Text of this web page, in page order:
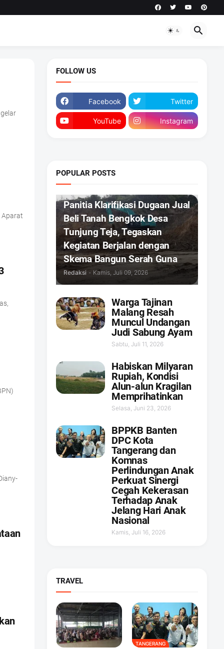
Aparat
FOLLOW US
Facebook Twitter
YouTube Instagram
POPULAR POSTS
Panitia Klarifikasi Dugaan Jual
Beli Tanah Bengkok Desa
Tunjung Teja, Tegaskan
Kegiatan Berjalan dengan
Skema Bangun Serah Guna
Redaksi - Kamis, Juli 09, 2026
Warga Tajinan
Malang Resah
Muncul Undangan
Judi Sabung Ayam
Sabtu, Juli 11, 2026
Habiskan Milyaran
Rupiah, Kondisi
Alun-alun Kragilan
Memprihatinkan
Selasa, Juni 23, 2026
BPPKB Banten
DPC Kota
Tangerang dan
Komnas
Perlindungan Anak
Perkuat Sinergi
Cegah Kekerasan
Terhadap Anak
Jelang Hari Anak
Nasional
Kamis, Juli 16, 2026
TRAVEL
TANGERANG